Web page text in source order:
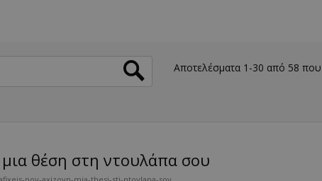
Αποτελέσματα 1-30 από 58
μια θέση στη ντουλάπα σου